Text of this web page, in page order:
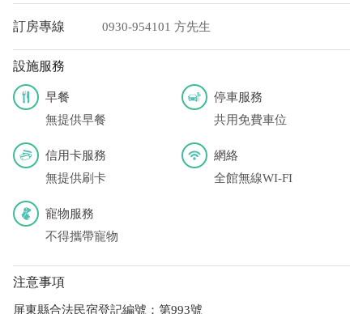
宿有提供該銀行匯款帳號喔。) 匯入任何款項後，請記得與業者
連絡喔！
訂房專線 0930-954101 方先生
設施服務
早餐
無提供早餐
停車服務
共用免費車位
信用卡服務
無提供刷卡
網絡
全館無線WI-FI
寵物服務
不得攜帶寵物
注意事項
屏東縣合法民宿登記編號：第993號